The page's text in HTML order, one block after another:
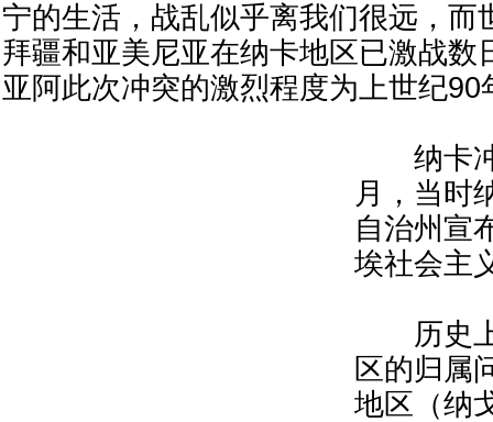
宁的生活，战乱似乎离我们很远，而
拜疆和亚美尼亚在纳卡地区已激战数
亚阿此次冲突的激烈程度为上世纪90
纳卡冲
月，当时
自治州宣
埃社会主
历史上
区的归属
地区（纳